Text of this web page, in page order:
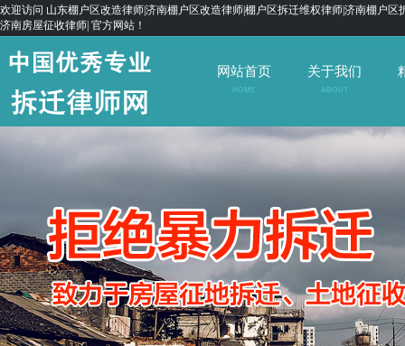
欢迎访问 山东棚户区改造律师|济南棚户区改造律师|棚户区拆迁维权律师|济南棚户区
济南房屋征收律师| 官方网站！
网站首页
HOME
关于我们
ABOUT